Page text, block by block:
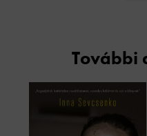
További